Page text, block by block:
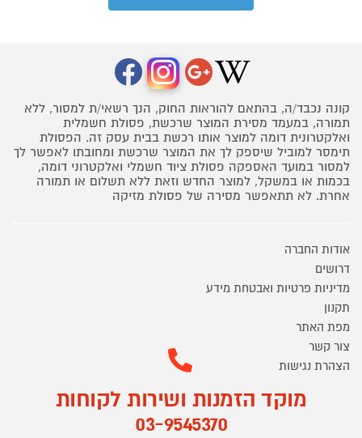
קונה נכבד/ה, בהתאם להוראות החוק, הנך רשאי/ת למסור, ללא
תמורה, במעמד מסירת המוצר שרכשת, פסולת חשמלית
ואלקטרונית דומה למוצר אותו רכשת בבית עסק זה. הפסולת
תימסר למוביל שיספק לך את המוצר שרכשת ומחובתו לאפשר לך
למסור במועד האספקה פסולת ציוד חשמלי ואלקטרוני דומה,
בכמות או במשקל, למוצר החדש וזאת ללא תשלום או תמורה
אחרת. לא תתאפשר מסירה של פסולת מזיקה
אודות החברה
דרושים
מדיניות פרטיות ואבטחת מידע
תקנון
מפת האתר
צור קשר
הצהרת נגישות
מוקד הזמנות ושירות לקוחות
03-9545370